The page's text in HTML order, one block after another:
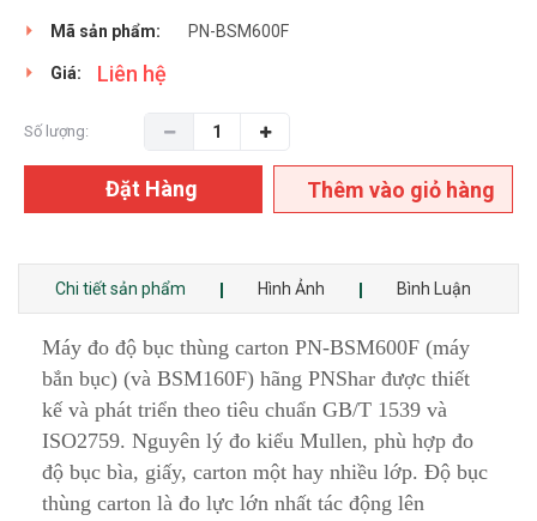
Mã sản phẩm: PN-BSM600F
Giá: Liên hệ
Số lượng:
Đặt Hàng Thêm vào giỏ hàng
Chi tiết sản phẩm Hình Ảnh Bình Luận
Máy đo độ bục thùng carton PN-BSM600F (máy
bắn bục) (và BSM160F) hãng PNShar được thiết
kế và phát triển theo tiêu chuẩn GB/T 1539 và
ISO2759. Nguyên lý đo kiểu Mullen, phù hợp đo
độ bục bìa, giấy, carton một hay nhiều lớp. Độ bục
thùng carton là đo lực lớn nhất tác động lên